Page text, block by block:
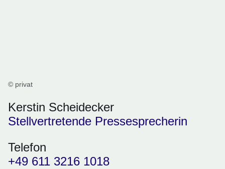
© privat
Kerstin Scheidecker
Stellvertretende Pressesprecherin
Telefon
+49 611 3216 1018